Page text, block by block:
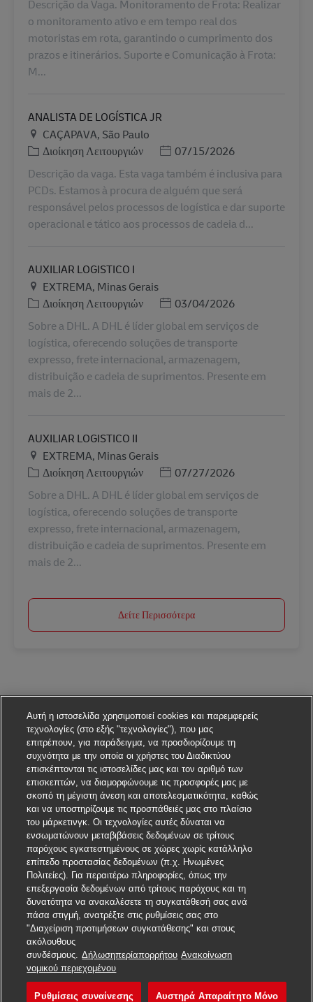
Υποβάλετε αίτηση για αυτή τη θέση εργασίας
Descrição da Vaga. Monitoramento de Frota: Realizar
o monitoramento ativo e em tempo real dos
motoristas em rota, garantindo o cumprimento dos
prazos e itinerários. Suporte e Comunicação à Frota:
M...
ANALISTA DE LOGÍSTICA JR
Τοποθεσία
CAÇAPAVA, São Paulo
Κατηγορία
Διοίκηση Λειτουργιών Ημερομηνία Ανάρτησης
07/15/2026
Descrição da vaga. Esta vaga também é inclusiva para
PCDs. Estamos à procura de alguém que será
responsável pelos processos de logística e dar suporte
operacional e tático aos processos de cadeia d...
AUXILIAR LOGISTICO I
Τοποθεσία
EXTREMA, Minas Gerais
Κατηγορία
Διοίκηση Λειτουργιών Ημερομηνία Ανάρτησης
03/04/2026
Sobre a DHL. A DHL é líder global em serviços de
logística, oferecendo soluções de transporte
expresso, frete internacional, armazenagem,
distribuição e cadeia de suprimentos. Presente em
mais de 2...
AUXILIAR LOGISTICO II
Τοποθεσία
EXTREMA, Minas Gerais
Κατηγορία
Διοίκηση Λειτουργιών Ημερομηνία Ανάρτησης
07/27/2026
Sobre a DHL. A DHL é líder global em serviços de
logística, oferecendo soluções de transporte
expresso, frete internacional, armazenagem,
distribuição e cadeia de suprimentos. Presente em
mais de 2...
Δείτε Περισσότερα
Αυτή η ιστοσελίδα χρησιμοποιεί cookies και παρεμφερείς
τεχνολογίες (στο εξής "τεχνολογίες"), που μας
επιτρέπουν, για παράδειγμα, να προσδιορίζουμε τη
συχνότητα με την οποία οι χρήστες του Διαδικτύου
επισκέπτονται τις ιστοσελίδες μας και τον αριθμό των
επισκεπτών, να διαμορφώνουμε τις προσφορές μας με
σκοπό τη μέγιστη άνεση και αποτελεσματικότητα, καθώς
και να υποστηρίζουμε τις προσπάθειές μας στο πλαίσιο
του μάρκετινγκ. Οι τεχνολογίες αυτές δύναται να
ενσωματώνουν μεταβιβάσεις δεδομένων σε τρίτους
παρόχους εγκατεστημένους σε χώρες χωρίς κατάλληλο
επίπεδο προστασίας δεδομένων (π.χ. Ηνωμένες
Πολιτείες). Για περαιτέρω πληροφορίες, όπως την
επεξεργασία δεδομένων από τρίτους παρόχους και τη
δυνατότητα να ανακαλέσετε τη συγκατάθεσή σας ανά
πάσα στιγμή, ανατρέξτε στις ρυθμίσεις σας στο
"Διαχείριση προτιμήσεων συγκατάθεσης" και στους
ακόλουθους
συνδέσμους. Δήλωσηπερίαπορρήτου Ανακοίνωση
νομικού περιεχομένου
Ρυθμίσεις συναίνεσης Αυστηρά Απαραίτητο Μόνο